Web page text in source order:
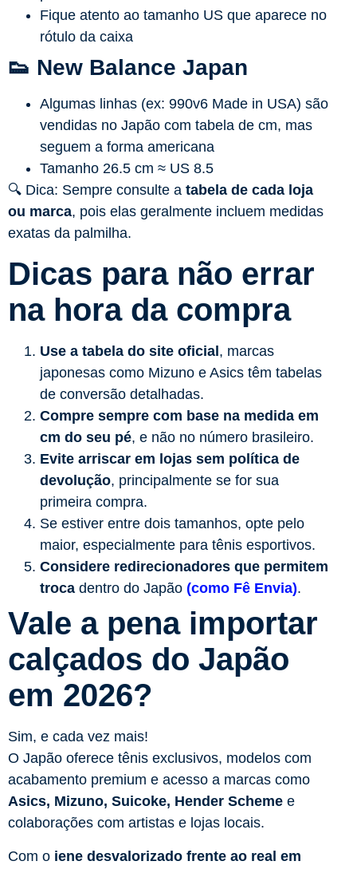
Fique atento ao tamanho US que aparece no
rótulo da caixa
👟 New Balance Japan
Algumas linhas (ex: 990v6 Made in USA) são
vendidas no Japão com tabela de cm, mas
seguem a forma americana
Tamanho 26.5 cm ≈ US 8.5
🔍 Dica: Sempre consulte a tabela de cada loja
ou marca, pois elas geralmente incluem medidas
exatas da palmilha.
Dicas para não errar
na hora da compra
Use a tabela do site oficial , marcas
japonesas como Mizuno e Asics têm tabelas
de conversão detalhadas.
Compre sempre com base na medida em
cm do seu pé, e não no número brasileiro.
Evite arriscar em lojas sem política de
devolução, principalmente se for sua
primeira compra.
Se estiver entre dois tamanhos, opte pelo
maior, especialmente para tênis esportivos.
Considere redirecionadores que permitem
troca dentro do Japão (como Fê Envia).
Vale a pena importar
calçados do Japão
em 2026?
Sim, e cada vez mais!
O Japão oferece tênis exclusivos, modelos com
acabamento premium e acesso a marcas como
Asics, Mizuno, Suicoke, Hender Scheme e
colaborações com artistas e lojas locais.
Com o iene desvalorizado frente ao real em